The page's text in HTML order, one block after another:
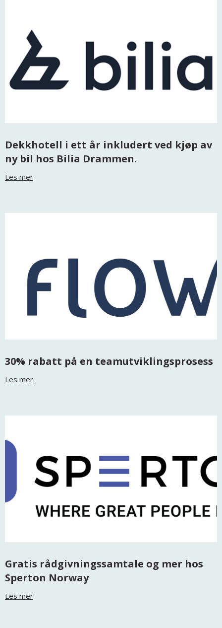
Dekkhotell i ett år inkludert ved kjøp av
ny bil hos Bilia Drammen.
Les mer
30% rabatt på en teamutviklingsprosess
Les mer
Gratis rådgivningssamtale og mer hos
Sperton Norway
Les mer